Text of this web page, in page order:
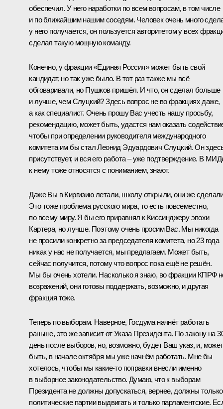
обеспечил. У него наработки по всем вопросам, в том числе
и по ближайшим нашим соседям. Человек очень много
у него получается, он пользуется авторитетом у всех
сделал такую мощную команду.
Конечно, у фракции «Единая Россия» может быть свой
кандидат, но так уже было. В тот раз также мы всё
обговаривали, но Пушков пришёл. И что, он сделал больше
и лучше, чем Слуцкий? Здесь вопрос не во фракциях даже,
а как специалист. Очень прошу Вас учесть нашу просьбу,
рекомендацию, может быть, удастся нам оказать
чтобы при определении руководителя международного
комитета им бы стал Леонид Эдуардович Слуцкий. Он
присутствует, и вся его работа – уже подтверждение. В
к нему тоже относятся с пониманием, знают.
Даже Вы в Киргизию летали, школу открыли, они же
Это тоже проблема русского мира, то есть повсеместно,
по всему миру. Я бы его приравнял к Киссинджеру эпохи
Картера, но лучше. Поэтому очень просим Вас. Мы никогда
не просили конкретно за председателя комитета, но 23 года
никак у нас не получается, мы предлагаем. Может быть,
сейчас получится, потому что вопрос пока ещё не решён.
Мы бы очень хотели. Насколько я знаю, во фракции КПРФ
возражений, они готовы поддержать, возможно, и другая
фракция тоже.
Теперь по выборам. Наверное, Госдума начнёт работать
раньше, это же зависит от Указа Президента. По закону на
день после выборов, но, возможно, будет Ваш указ, и, может
быть, в начале октября мы уже начнём работать. Мне бы
хотелось, чтобы мы какие‑то поправки внесли именно
в выборное законодательство. Думаю, что к выборам
Президента не должны допускаться, вернее, должны только
политические партии выдвигать и только парламентские.